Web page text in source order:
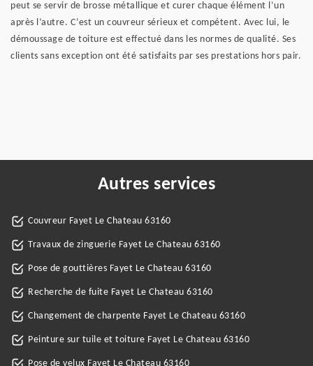
peut se servir de brosse métallique et curer chaque élément l’un
après l’autre. C’est un couvreur sérieux et compétent. Avec lui, le
démoussage de toiture est effectué dans les normes de qualité. Ses
clients sans exception ont été satisfaits par ses prestations hors pair.
Autres services
Couvreur Fayet Le Chateau 63160
Travaux de zinguerie Fayet Le Chateau 63160
Pose de gouttières Fayet Le Chateau 63160
Recherche de fuite Fayet Le Chateau 63160
Changement de charpente Fayet Le Chateau 63160
Peinture sur tuile et toiture Fayet Le Chateau 63160
Pose de velux Fayet Le Chateau 63160